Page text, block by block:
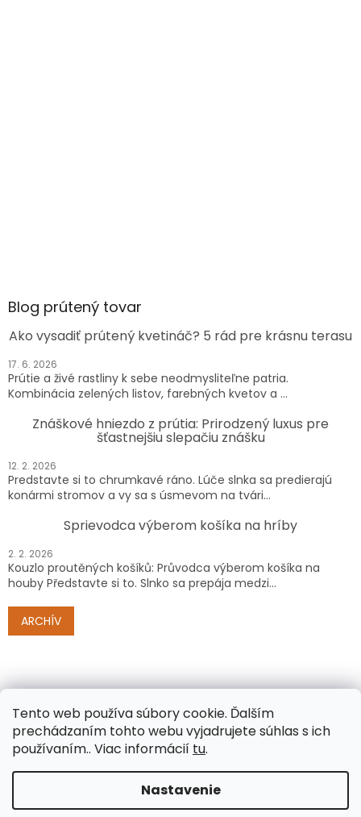
Tento web používa súbory cookie. Ďalším
prechádzaním tohto webu vyjadrujete súhlas s ich
používaním.. Viac informácií tu.
Nastavenie
Blog prútený tovar
Ako vysadiť prútený kvetináč? 5 rád pre krásnu terasu
17. 6. 2026
Prútie a živé rastliny k sebe neodmysliteľne patria.
Kombinácia zelených listov, farebných kvetov a ...
Znáškové hniezdo z prútia: Prirodzený luxus pre
šťastnejšiu slepačiu znášku
12. 2. 2026
Predstavte si to chrumkavé ráno. Lúče slnka sa predierajú
konármi stromov a vy sa s úsmevom na tvári...
Sprievodca výberom košíka na hríby
2. 2. 2026
Kouzlo proutěných košíků: Průvodca výberom košíka na
houby Představte si to. Slnko sa prepája medzi...
ARCHÍV